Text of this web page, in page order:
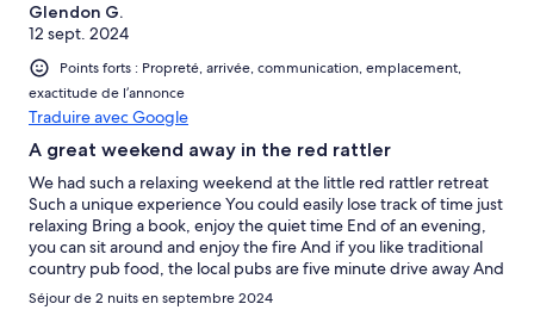
Glendon G.
12 sept. 2024
Points forts : Propreté, arrivée, communication, emplacement,
exactitude de l’annonce
Traduire avec Google
A great weekend away in the red rattler
We had such a relaxing weekend at the little red rattler retreat
Such a unique experience You could easily lose track of time just
relaxing Bring a book, enjoy the quiet time End of an evening,
you can sit around and enjoy the fire And if you like traditional
country pub food, the local pubs are five minute drive away And
don’t forget the loo with a view Thanks for a great weekend
Séjour de 2 nuits en septembre 2024